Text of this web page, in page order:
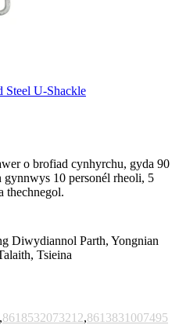
Steel U-Shackle
o brofiad cynhyrchu, gyda 90
10 personél rheoli, 5
thechnegol.
Diwydiannol Parth, Yongnian
Tsieina
,8618532073212,8613831007495